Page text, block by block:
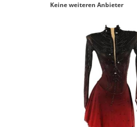
Keine weiteren Anbieter